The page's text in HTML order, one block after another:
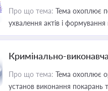
Про що тема: Тема охоплює
ухвалення актів і
Кримінально-
Про що тема: Тема охоплює
установ виконання покарань